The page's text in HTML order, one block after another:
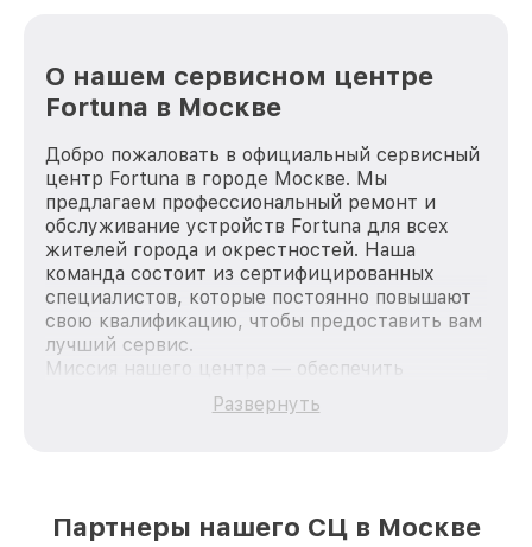
О нашем сервисном центре
Fortuna в Москве
Добро пожаловать в официальный сервисный
центр Fortuna в городе Москве. Мы
предлагаем профессиональный ремонт и
обслуживание устройств Fortuna для всех
жителей города и окрестностей. Наша
команда состоит из сертифицированных
специалистов, которые постоянно повышают
свою квалификацию, чтобы предоставить вам
лучший сервис.
Миссия нашего центра — обеспечить
качественный и доступный ремонт для
каждого пользователя продукции Fortuna, вне
лучшим сервисным центром Fortuna в городе
Развернуть
Партнеры нашего СЦ в Москве